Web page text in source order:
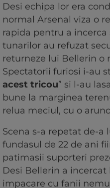
Desi echipa lor era
normal Arsenal viza o
rapida pentru a
tunarilor au refuzat
returneze lui Bellerin o
Spectatorii furiosi i-au
acest tricou” si l-au
bune la marginea
relua meciul, cu o
Scena s-a repetat de-a
fundasul de 22 de ani
patimasii suporteri
Desi Bellerin a
impacare cu fanii